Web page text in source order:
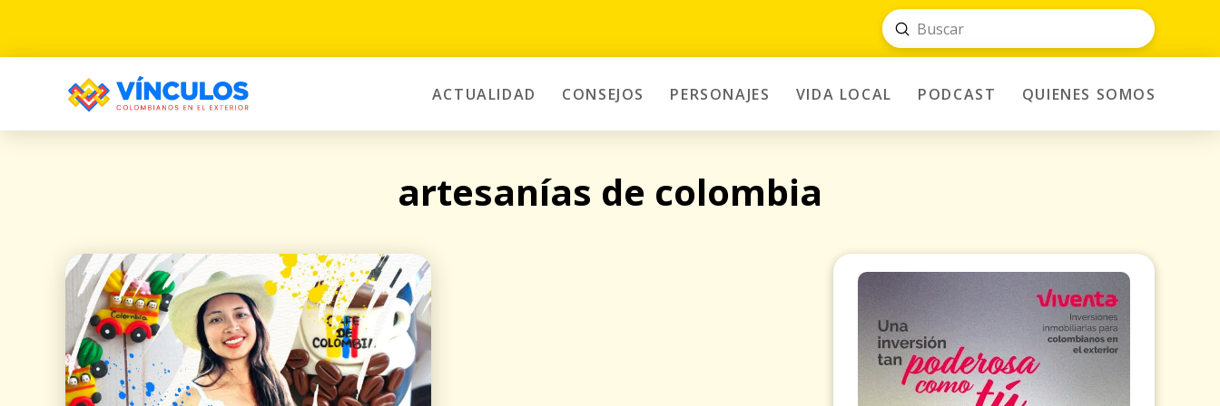
Search
Submit
ACTUALIDAD CONSEJOS PERSONAJES VIDA LOCAL PODCAST QUIENES SOMOS
artesanías de colombia